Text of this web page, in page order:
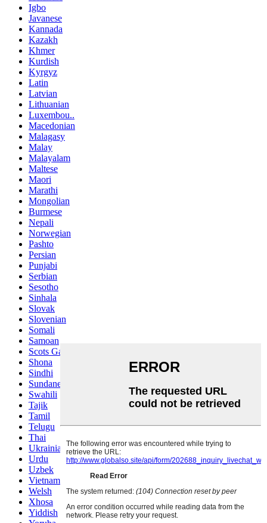
Igbo
Javanese
Kannada
Kazakh
Khmer
Kurdish
Kyrgyz
Latin
Latvian
Lithuanian
Luxembou..
Macedonian
Malagasy
Malay
Malayalam
Maltese
Maori
Marathi
Mongolian
Burmese
Nepali
Norwegian
Pashto
Persian
Punjabi
Serbian
Sesotho
Sinhala
Slovak
Slovenian
Somali
Samoan
Scots Gaelic
Shona
Sindhi
Sundanese
Swahili
Tajik
Tamil
Telugu
Thai
Ukrainian
Urdu
Uzbek
Vietnamese
Welsh
Xhosa
Yiddish